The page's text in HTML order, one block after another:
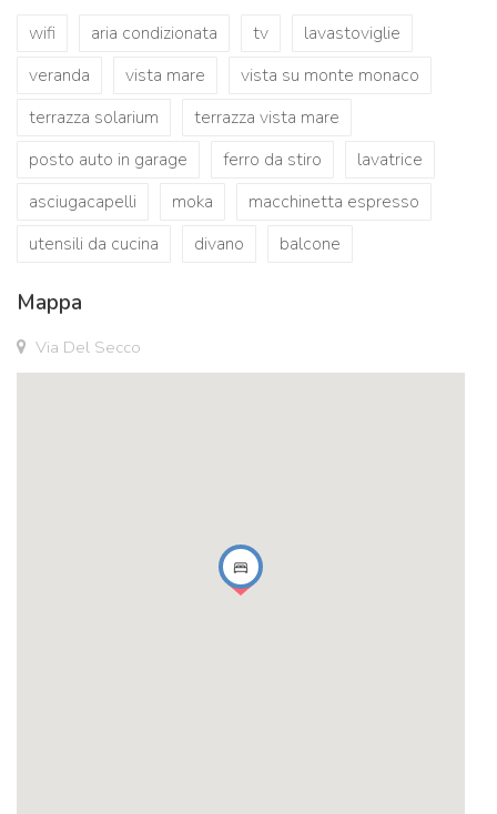
wifi aria condizionata tv
lavastoviglie
veranda
vista mare
vista su monte monaco
terrazza solarium
terrazza vista mare
posto auto in garage
ferro da stiro
lavatrice
asciugacapelli
moka
macchinetta espresso
utensili da cucina
divano balcone
Mappa
Via Del Secco